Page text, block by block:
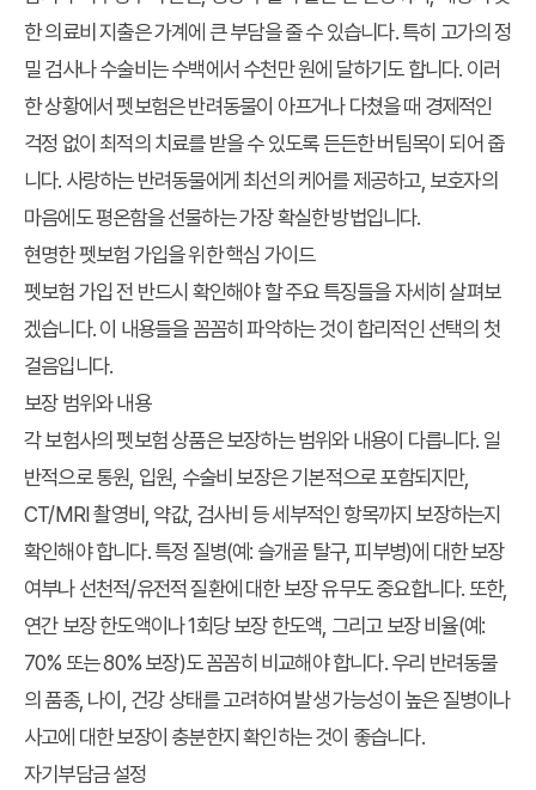
한 의료비 지출은 가계에 큰 부담을 줄 수 있습니다. 특히 고가의 정
밀 검사나 수술비는 수백에서 수천만 원에 달하기도 합니다. 이러
한 상황에서 펫보험은 반려동물이 아프거나 다쳤을 때 경제적인
걱정 없이 최적의 치료를 받을 수 있도록 든든한 버팀목이 되어 줍
니다. 사랑하는 반려동물에게 최선의 케어를 제공하고, 보호자의
마음에도 평온함을 선물하는 가장 확실한 방법입니다.
현명한 펫보험 가입을 위한 핵심 가이드
펫보험 가입 전 반드시 확인해야 할 주요 특징들을 자세히 살펴보
겠습니다. 이 내용들을 꼼꼼히 파악하는 것이 합리적인 선택의 첫
걸음입니다.
보장 범위와 내용
각 보험사의 펫보험 상품은 보장하는 범위와 내용이 다릅니다. 일
반적으로 통원, 입원, 수술비 보장은 기본적으로 포함되지만,
CT/MRI 촬영비, 약값, 검사비 등 세부적인 항목까지 보장하는지
확인해야 합니다. 특정 질병(예: 슬개골 탈구, 피부병)에 대한 보장
여부나 선천적/유전적 질환에 대한 보장 유무도 중요합니다. 또한,
연간 보장 한도액이나 1회당 보장 한도액, 그리고 보장 비율(예:
70% 또는 80% 보장)도 꼼꼼히 비교해야 합니다. 우리 반려동물
의 품종, 나이, 건강 상태를 고려하여 발생 가능성이 높은 질병이나
사고에 대한 보장이 충분한지 확인하는 것이 좋습니다.
자기부담금 설정